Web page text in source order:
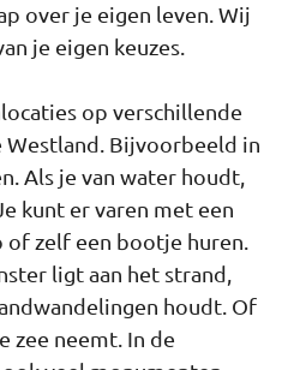
over je eigen leven. Wij
je eigen keuzes.
op verschillende
Westland. Bijvoorbeeld in
Als je van water houdt,
kunt er varen met een
zelf een bootje huren.
ligt aan het strand,
houdt. Of
zee neemt. In de